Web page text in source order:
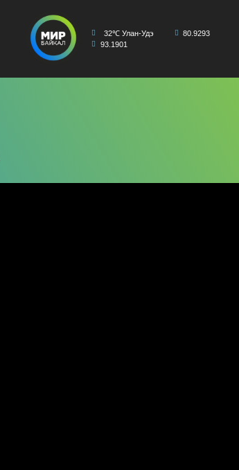
32℃ Улан-Удэ
80.9293
93.1901